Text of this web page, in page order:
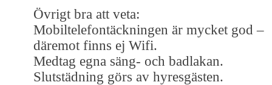
Övrigt bra att veta:
Mobiltelefontäckningen är mycket god –
däremot finns ej Wifi.
Medtag egna säng- och badlakan.
Slutstädning görs av hyresgästen.